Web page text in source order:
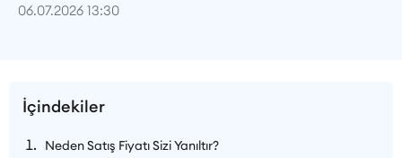
06.07.2026 13:30
İçindekiler
Neden Satış Fiyatı Sizi Yanıltır?